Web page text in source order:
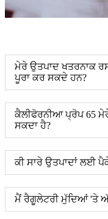
ਮੇਰੇ ਉਤਪਾਦ ਖਤਰਨਾਕ
ਪੂਰਾ ਕਰ ਸਕਦੇ ਹਨ?
ਕੈਲੀਫੋਰਨੀਆ ਪ੍ਰੋਪ 65
ਸਕਦਾ ਹੈ?
ਕੀ ਸਾਰੇ ਉਤਪਾਦਾਂ ਲਈ
ਮੈਂ ਰੈਗੂਲੇਟਰੀ ਮੁੱਦਿਆਂ 'ਤੇ